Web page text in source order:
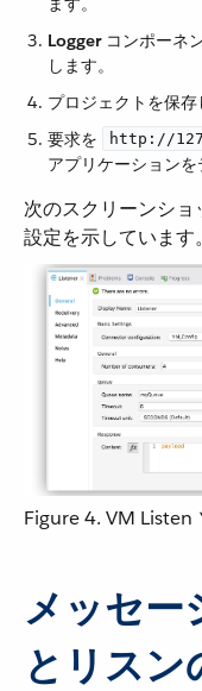
Logger コンポーネ
します。
プロジェクトを保存
要求を ​
http://
アプリケーションを
次のスクリーンショ
設定を示しています。
Figure 4. VM Listen
メッセー
とリスン